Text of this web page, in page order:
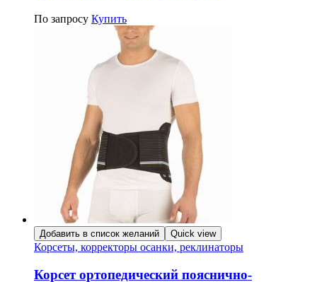
По запросу Купить
Добавить в список желаний Quick view
Корсеты, корректоры осанки, реклинаторы
Корсет ортопедический пояснично-